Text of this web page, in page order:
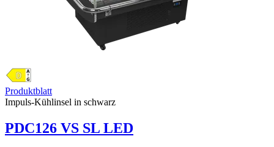
Produktblatt
Impuls-Kühlinsel in schwarz
PDC126 VS SL LED